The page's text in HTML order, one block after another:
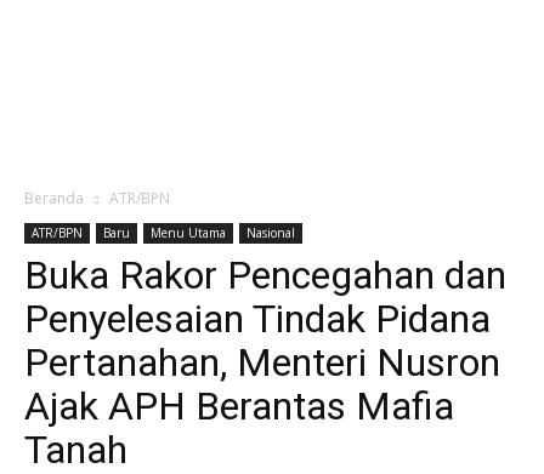
Beranda ATR/BPN
ATR/BPN Baru Menu Utama Nasional
Buka Rakor Pencegahan dan
Penyelesaian Tindak Pidana
Pertanahan, Menteri Nusron
Ajak APH Berantas Mafia
Tanah